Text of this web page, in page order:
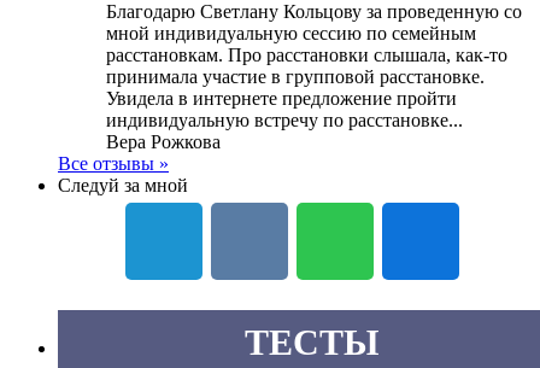
Благодарю Светлану Кольцову за проведенную со
мной индивидуальную сессию по семейным
расстановкам. Про расстановки слышала, как-то
принимала участие в групповой расстановке.
Увидела в интернете предложение пройти
индивидуальную встречу по расстановке...
Вера Рожкова
Все отзывы »
Следуй за мной
ТЕСТЫ